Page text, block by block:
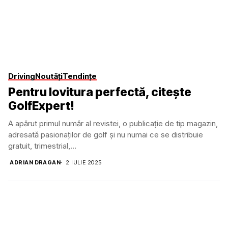
DrivingNoutățiTendințe
Pentru lovitura perfectă, citește
GolfExpert!
A apărut primul număr al revistei, o publicație de tip magazin,
adresată pasionaților de golf și nu numai ce se distribuie
gratuit, trimestrial,...
ADRIAN DRAGAN 2 IULIE 2025